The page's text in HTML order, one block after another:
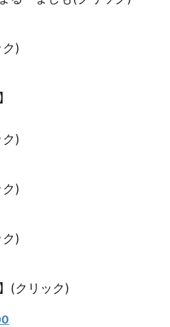
)
)
)
)
(クリック)